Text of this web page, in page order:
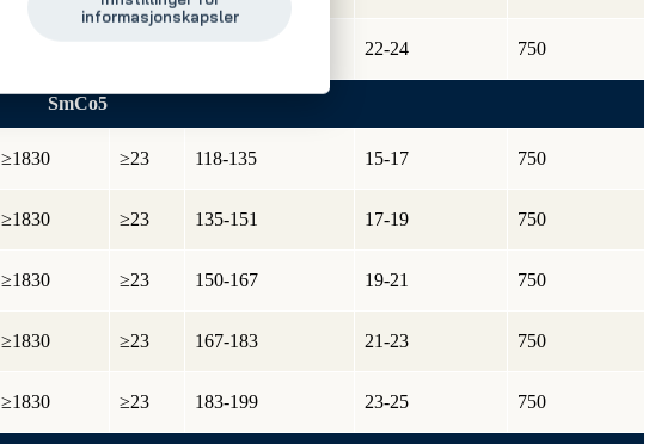
22-24 750
SmCo5
≥1830 ≥23 118-135 15-17 750
≥1830 ≥23 135-151 17-19 750
≥1830 ≥23 150-167 19-21 750
≥1830 ≥23 167-183 21-23 750
≥1830 ≥23 183-199 23-25 750
informasjonskapsler